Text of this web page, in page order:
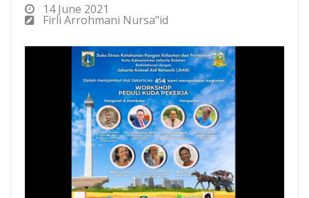
14 June 2021
Firli Arrohmani Nursa"id